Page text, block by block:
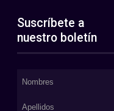
Suscríbete a
nuestro boletín